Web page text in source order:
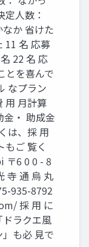
人数：
か 省けた
11 名 応募
22 名 応
とを喜んで
なプラン
用 月計算
金・ 助成金
は、採 用
ご 覧く
〒6 0 0 - 8
寺 通 烏 丸
935-8792
採 用 に
ドラクエ風
も必 見で